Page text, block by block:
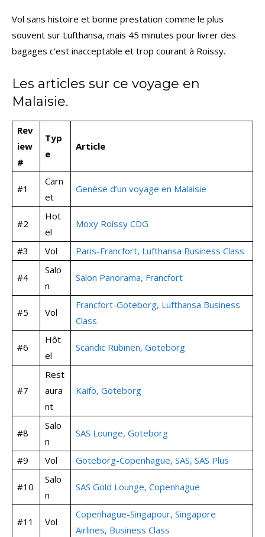
Vol sans histoire et bonne prestation comme le plus
souvent sur Lufthansa, mais 45 minutes pour livrer des
bagages c’est inacceptable et trop courant à Roissy.
Les articles sur ce voyage en
Malaisie.
Rev
iew
#
Typ
e
Article
#1
Carn
et
Genèse d’un voyage en Malaisie
#2
Hot
el
Moxy Roissy CDG
#3 Vol Paris-Francfort, Lufthansa Business Class
#4
Salo
n
Salon Panorama, Francfort
#5 Vol
Francfort-Goteborg, Lufthansa Business
Class
#6
Hôt
el
Scandic Rubinen, Goteborg
#7
Rest
aura
nt
Kaifo, Goteborg
#8
Salo
n
SAS Lounge, Goteborg
#9 Vol Goteborg-Copenhague, SAS, SAS Plus
#10
Salo
n
SAS Gold Lounge, Copenhague
#11 Vol
Copenhague-Singapour, Singapore
Airlines, Business Class